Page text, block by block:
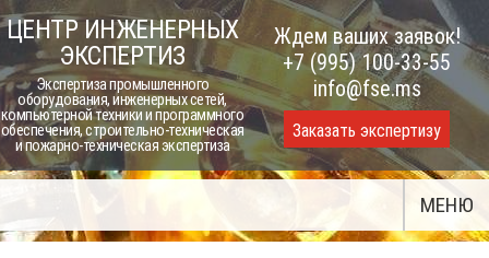
Skip
to
content
ЦЕНТР ИНЖЕНЕРНЫХ
ЭКСПЕРТИЗ
Экспертиза промышленного
оборудования, инженерных сетей,
компьютерной техники и программного
обеспечения, строительно-техническая
и пожарно-техническая экспертиза
Ждем ваших заявок!
+7 (995) 100-33-55
info@fse.ms
Заказать экспертизу
МЕНЮ